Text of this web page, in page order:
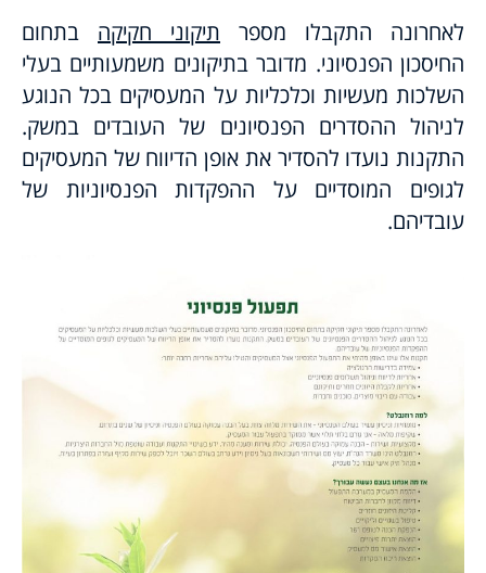
לאחרונה התקבלו מספר תיקוני חקיקה בתחום
החיסכון הפנסיוני. מדובר בתיקונים משמעותיים בעלי
השלכות מעשיות וכלכליות על המעסיקים בכל הנוגע
לניהול ההסדרים הפנסיונים של העובדים במשק.
התקנות נועדו להסדיר את אופן הדיווח של המעסיקים
לגופים המוסדיים על ההפקדות הפנסיוניות של
עובדיהם.